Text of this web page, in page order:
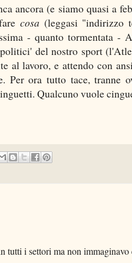
ancora (e siamo quasi a
cosa (leggasi "indirizzo
- quanto tormentata -
del nostro sport
al lavoro, e attendo con
Per ora tutto tace, tranne
Qualcuno vuole
tutti i settori ma non